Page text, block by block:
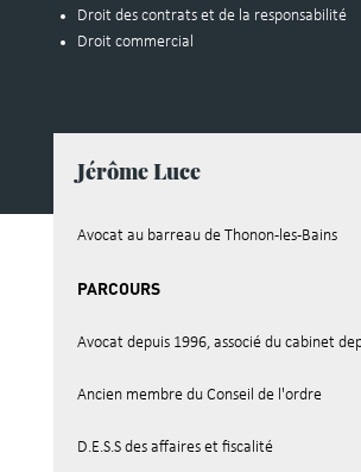
Droit des contrats et de la responsabilité
Droit commercial
Jérôme Luce
Avocat au barreau de Thonon-les-Bains
PARCOURS
Avocat depuis 1996, associé du cabinet
Ancien membre du Conseil de l'ordre
D.E.S.S des affaires et fiscalité